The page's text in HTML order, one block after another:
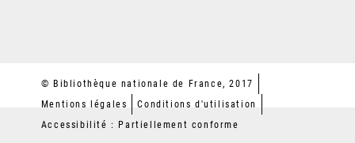
© Bibliothèque nationale de France, 2017
Mentions légales
Conditions d'utilisation
Accessibilité : Partiellement conforme